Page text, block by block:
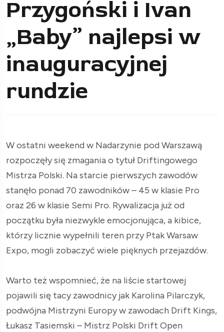
Przygoński i Ivan
„Baby” najlepsi w
inauguracyjnej
rundzie
W ostatni weekend w Nadarzynie pod Warszawą
rozpoczęły się zmagania o tytuł Driftingowego
Mistrza Polski. Na starcie pierwszych zawodów
stanęło ponad 70 zawodników – 45 w klasie Pro
oraz 26 w klasie Semi Pro. Rywalizacja już od
początku była niezwykle emocjonująca, a kibice,
którzy licznie wypełnili teren przy Ptak Warsaw
Expo, mogli zobaczyć wiele pięknych przejazdów.
Warto też wspomnieć, że na liście startowej
pojawili się tacy zawodnicy jak Karolina Pilarczyk,
podwójna Mistrzyni Europy w zawodach Drift Kings,
Łukasz Tasiemski – Mistrz Polski Drift Open